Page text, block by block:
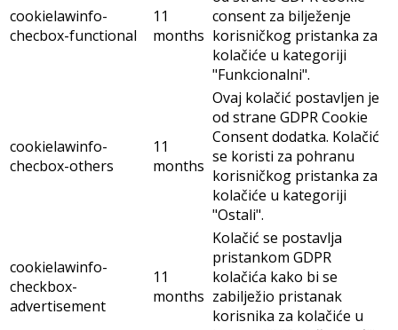
cookielawinfo-
checbox-functional
11
months
consent za bilježenje
korisničkog pristanka za
kolačiće u kategoriji
"Funkcionalni".
cookielawinfo-
checbox-others
11
months
Ovaj kolačić postavljen je
od strane GDPR Cookie
Consent dodatka. Kolačić
se koristi za pohranu
korisničkog pristanka za
kolačiće u kategoriji
"Ostali".
cookielawinfo-
checkbox-
advertisement
11
months
Kolačić se postavlja
pristankom GDPR
kolačića kako bi se
zabilježio pristanak
korisnika za kolačiće u